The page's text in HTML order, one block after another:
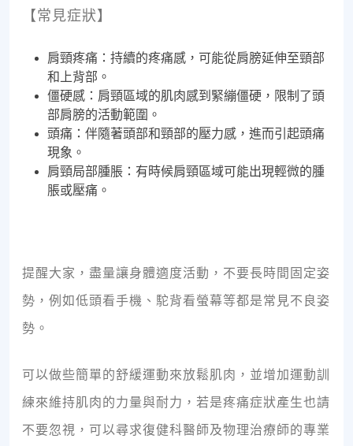
【常見症狀】
肩頸疼痛：持續的疼痛感，可能從肩膀延伸至頸部
和上背部。
僵硬感：肩頸區域的肌肉感到緊繃僵硬，限制了頭
部肩膀的活動範圍。
頭痛：伴隨著頭部和頸部的壓力感，進而引起頭痛
現象。
肩頸局部腫脹：有時候肩頸區域可能出現輕微的腫
脹或壓痛。
提醒大家，盡量讓身體適度活動，不要長時間固定姿
勢，例如低頭看手機、駝背看螢幕等都是常見不良姿
勢。
可以做些簡單的舒緩運動來放鬆肌肉，並增加運動訓
練來維持肌肉的力量與耐力，若是疼痛症狀產生也請
不要忽視，可以尋求復健科醫師及物理治療師的專業